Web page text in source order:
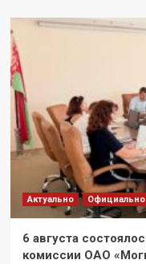
Актуально Официально
6 августа
комиссии ОАО